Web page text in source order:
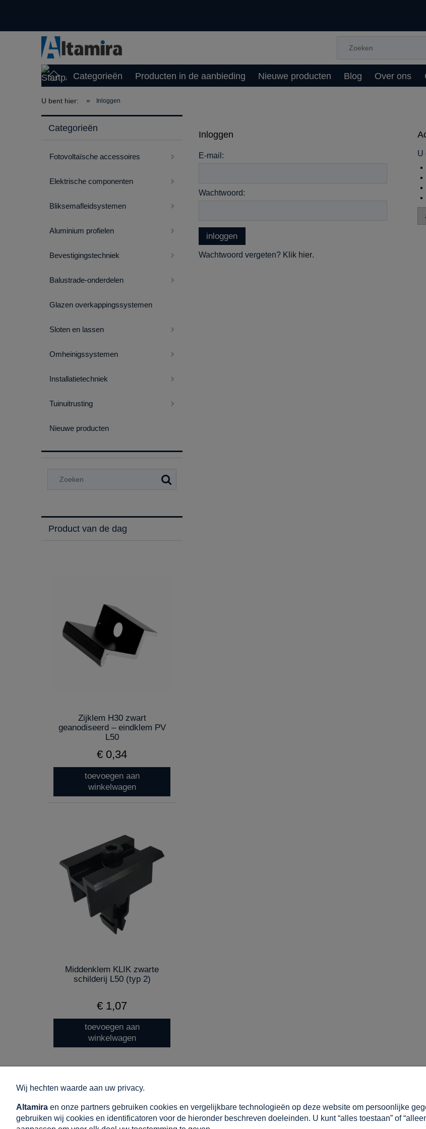
Categorieën Producten in de aanbieding Nieuwe producten Blog Over ons
U bent hier: » Inloggen
Categorieën
Fotovoltaïsche accessoires
Elektrische componenten
Bliksemafleidsystemen
Aluminium profielen
Bevestigingstechniek
Balustrade-onderdelen
Glazen overkappingssystemen
Sloten en lassen
Omheinigssystemen
Installatietechniek
Tuinuitrusting
Nieuwe producten
Product van de dag
Zijklem H30 zwart
geanodiseerd – eindklem PV
L50
€ 0,34
toevoegen aan
winkelwagen
Middenklem KLIK zwarte
schilderij L50 (typ 2)
€ 1,07
toevoegen aan
winkelwagen
Inloggen
E-mail:
Wachtwoord:
inloggen
Wachtwoord vergeten? Klik hier.
U
WINKELEN
Algemene verkoop- en leveringsvoorwaarden
Commentaarbeleid
Hoe winkelen? Inloggen
Wij hechten waarde aan uw privacy.
Altamira en onze partners gebruiken cookies en vergelijkbare technologieën op deze website om persoonlijke
gebruiken wij cookies en identificatoren voor de hieronder beschreven doeleinden. U kunt “alles toestaan” of